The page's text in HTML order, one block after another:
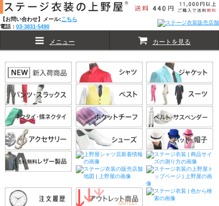
【お問い合わせ】メール:こちら
電話： 03-3831-5490
メニュー カートを見る